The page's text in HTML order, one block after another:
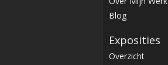
Blog
Exposities
Overzicht